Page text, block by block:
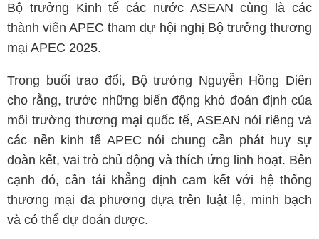
Bộ trưởng Kinh tế các nước ASEAN cùng là các
thành viên APEC tham dự hội nghị Bộ trưởng thương
mại APEC 2025.
Trong buổi trao đổi, Bộ trưởng Nguyễn Hồng Diên
cho rằng, trước những biến động khó đoán định của
môi trường thương mại quốc tế, ASEAN nói riêng và
các nền kinh tế APEC nói chung cần phát huy sự
đoàn kết, vai trò chủ động và thích ứng linh hoạt. Bên
cạnh đó, cần tái khẳng định cam kết với hệ thống
thương mại đa phương dựa trên luật lệ, minh bạch
và có thể dự đoán được.